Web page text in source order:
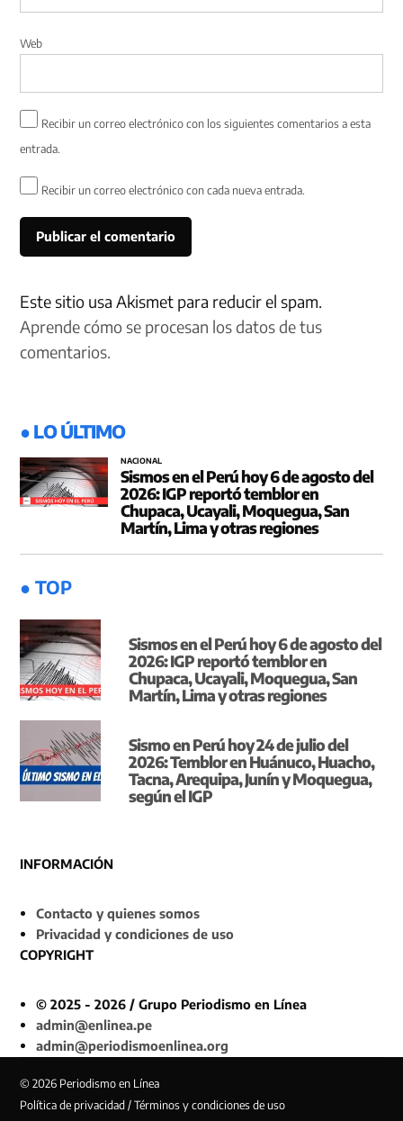
Web
Recibir un correo electrónico con los siguientes comentarios a esta
entrada.
Recibir un correo electrónico con cada nueva entrada.
Este sitio usa Akismet para reducir el spam.
Aprende cómo se procesan los datos de tus
comentarios.
● LO ÚLTIMO
NACIONAL
Sismos en el Perú hoy 6 de agosto del
2026: IGP reportó temblor en
Chupaca, Ucayali, Moquegua, San
Martín, Lima y otras regiones
● TOP
Sismos en el Perú hoy 6 de agosto del
2026: IGP reportó temblor en
Chupaca, Ucayali, Moquegua, San
Martín, Lima y otras regiones
Sismo en Perú hoy 24 de julio del
2026: Temblor en Huánuco, Huacho,
Tacna, Arequipa, Junín y Moquegua,
según el IGP
INFORMACIÓN
Contacto y quienes somos
Privacidad y condiciones de uso
COPYRIGHT
© 2025 - 2026 / Grupo Periodismo en Línea
admin@enlinea.pe
admin@periodismoenlinea.org
© 2026 Periodismo en Línea
Política de privacidad / Términos y condiciones de uso